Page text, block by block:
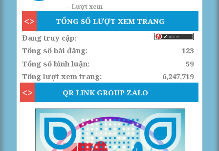
-- Lượt xem
TỔNG SỐ LƯỢT XEM TRANG
Đang truy cập:
Tổng số bài đăng:
123
Tổng số bình luận:
59
Tổng lượt xem trang:
6,247,719
QR LINK GROUP ZALO